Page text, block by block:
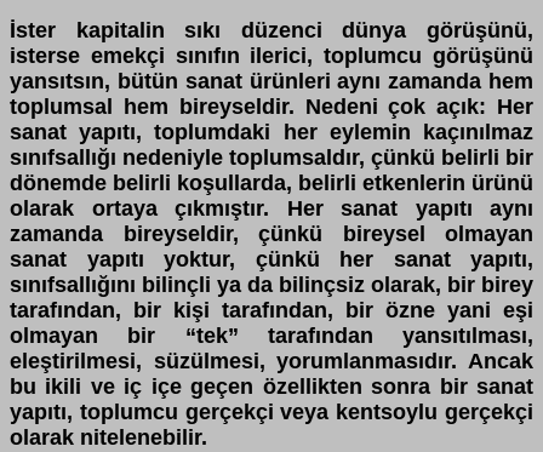
İster kapitalin sıkı düzenci dünya görüşünü,
isterse emekçi sınıfın ilerici, toplumcu görüşünü
yansıtsın, bütün sanat ürünleri aynı zamanda hem
toplumsal hem bireyseldir. Nedeni çok açık: Her
sanat yapıtı, toplumdaki her eylemin kaçınılmaz
sınıfsallığı nedeniyle toplumsaldır, çünkü belirli bir
dönemde belirli koşullarda, belirli etkenlerin ürünü
olarak ortaya çıkmıştır. Her sanat yapıtı aynı
zamanda bireyseldir, çünkü bireysel olmayan
sanat yapıtı yoktur, çünkü her sanat yapıtı,
sınıfsallığını bilinçli ya da bilinçsiz olarak, bir birey
tarafından, bir kişi tarafından, bir özne yani eşi
olmayan bir “tek” tarafından yansıtılması,
eleştirilmesi, süzülmesi, yorumlanmasıdır. Ancak
bu ikili ve iç içe geçen özellikten sonra bir sanat
yapıtı, toplumcu gerçekçi veya kentsoylu gerçekçi
olarak nitelenebilir.